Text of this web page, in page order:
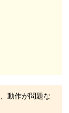
動作が問題な